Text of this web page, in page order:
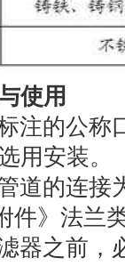
使用
的公称
用安装。
的连接
件》法兰
之前，